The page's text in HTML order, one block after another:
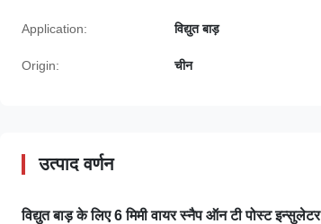
Application: विद्युत बाड़
Origin: चीन
उत्पाद वर्णन
विद्युत बाड़ के लिए 6 मिमी वायर स्नैप ऑन टी पोस्ट इन्सुलेटर